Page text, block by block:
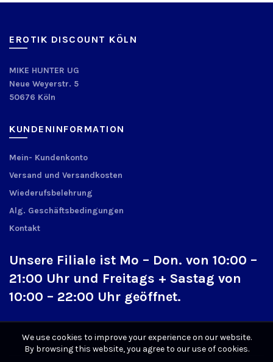
EROTIK DISCOUNT KÖLN
MIKE HUNTER UG
Neue Weyerstr. 5
50676 Köln
KUNDENINFORMATION
Mein- Kundenkonto
Versand und Versandkosten
Wiederufsbelehrung
Alg. Geschäftsbedingungen
Kontakt
Unsere Filiale ist Mo – Don. von 10:00 –
21:00 Uhr und Freitags + Sastag von
10:00 – 22:00 Uhr geöffnet.
We use cookies to improve your experience on our website.
By browsing this website, you agree to our use of cookies.